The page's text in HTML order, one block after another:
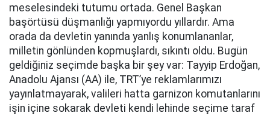
meselesindeki tutumu ortada. Genel Başkan
başörtüsü düşmanlığı yapmıyordu yıllardır. Ama
orada da devletin yanında yanlış konumlananlar,
milletin gönlünden kopmuşlardı, sıkıntı oldu. Bugün
geldiğiniz seçimde başka bir şey var: Tayyip Erdoğan,
Anadolu Ajansı (AA) ile, TRT’ye reklamlarımızı
yayınlatmayarak, valileri hatta garnizon komutanlarını
işin içine sokarak devleti kendi lehinde seçime taraf